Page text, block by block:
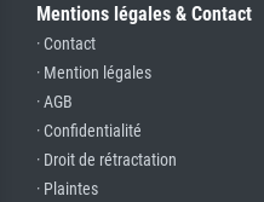
Mentions légales & Contact
· Contact
· Mention légales
· AGB
· Confidentialité
· Droit de rétractation
· Plaintes